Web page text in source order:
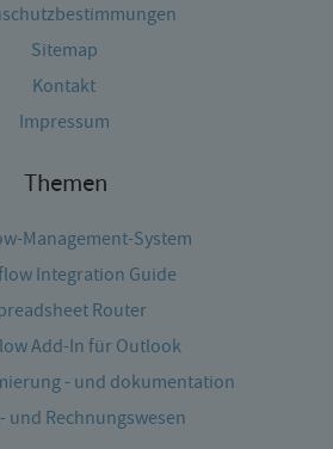
Sitemap
Kontakt
Impressum
Themen
Management-System
Integration Guide
Router
Add-In für Outlook
- und dokumentation
und Rechnungswesen